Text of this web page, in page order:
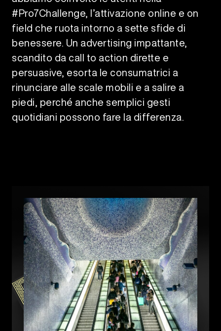
#Pro7Challenge, l’attivazione online e on
field che ruota intorno a sette sfide di
benessere. Un advertising impattante,
scandito da call to action dirette e
persuasive, esorta le consumatrici a
rinunciare alle scale mobili e a salire a
piedi, perché anche semplici gesti
quotidiani possono fare la differenza.